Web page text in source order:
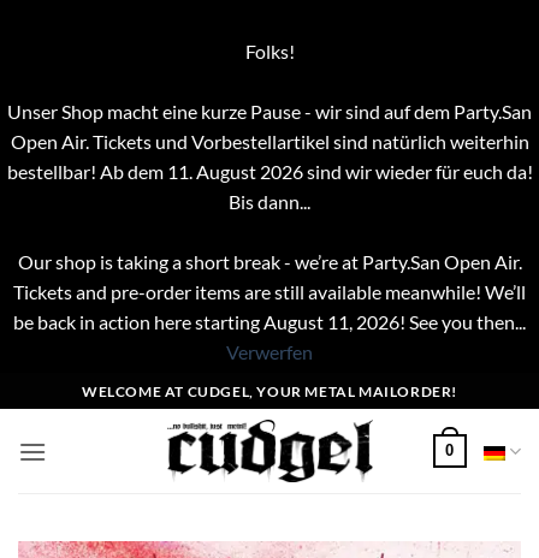
Folks!
Unser Shop macht eine kurze Pause - wir sind auf dem Party.San
Open Air. Tickets und Vorbestellartikel sind natürlich weiterhin
bestellbar! Ab dem 11. August 2026 sind wir wieder für euch da!
Bis dann...
Our shop is taking a short break - we’re at Party.San Open Air.
Tickets and pre-order items are still available meanwhile! We’ll
be back in action here starting August 11, 2026! See you then...
Verwerfen
Inhalt
springen
WELCOME AT CUDGEL, YOUR METAL MAILORDER!
0